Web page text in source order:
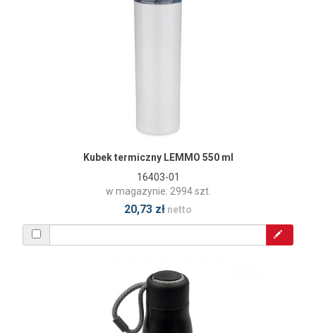
Kubek termiczny LEMMO 550 ml
16403-01
w magazynie: 2994 szt.
20,73 zł netto